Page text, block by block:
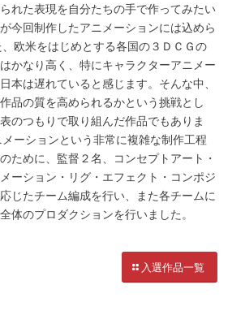
れた表現を自分たちの手で作ってみたい
今回制作したアニメーションには込めら
欧米をはじめとする各国の３ＤＣＧの
かなり高く、特にキャラクターアニメー
本は遅れていると感じます。そんな中、
品の質を高められるかという挑戦とし
のつもりで取り組んだ作品でもありま
ーションという非常に複雑な制作工程
ために、監督２名、コンセプトアート・
ーション・リグ・エフェクト・コンポジ
じたチーム編成を行い、また各チームに
体のプロダクションを行いました。
入選作品一覧